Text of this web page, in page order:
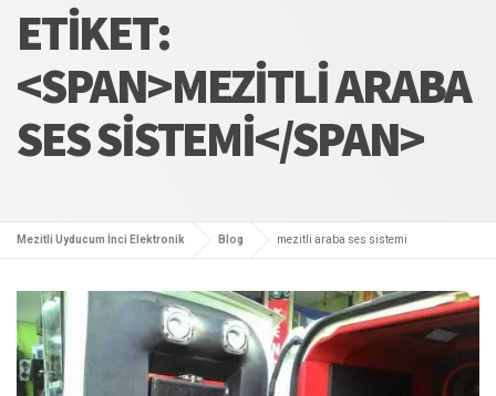
ETIKET:
<SPAN>MEZITLI ARABA
SES SISTEMI</SPAN>
Mezitli Uyducum İnci Elektronik Blog mezitli araba ses sistemi